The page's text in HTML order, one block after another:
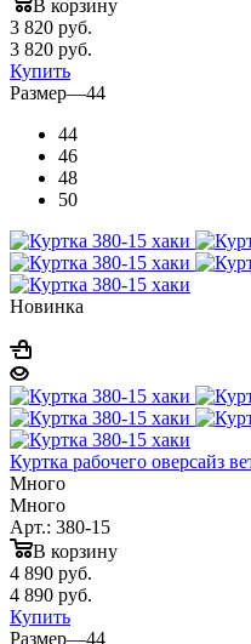
В корзину
3 820 руб.
3 820 руб.
Купить
Размер—44
44
46
48
50
Новинка
Куртка рабочего оверсайз
Много
Много
Арт.: 380-15
В корзину
4 890 руб.
4 890 руб.
Купить
Размер—44